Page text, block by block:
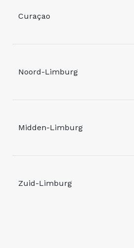
Curaçao
Noord-Limburg
Midden-Limburg
Zuid-Limburg